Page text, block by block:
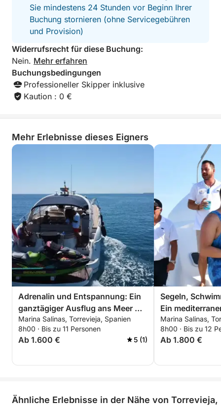
sorgt für beste Unterhaltung von Anfang bis Ende.
Sie mindestens 24 Stunden vor Beginn Ihrer
Buchung stornieren (ohne Servicegebühren
und Provision)
Widerrufsrecht für diese Buchung:
Nein. Mehr erfahren
Buchungsbedingungen
Professioneller Skipper inklusive
Kaution : 0 €
Mehr Erlebnisse dieses Eigners
Adrenalin und Entspannung: Ein
ganztägiger Ausflug ans Meer mit
aufregenden Wanderungen
Marina Salinas, Torrevieja, Spanien
8h00 · Bis zu 11 Personen
Ab 1.600 € 5 (1)
Segeln,
Ein
Meerblick &
Marina Salinas,
8h00 · Bis zu 12
Ab 1.800 €
Ähnliche Erlebnisse in der Nähe von Torrevieja,